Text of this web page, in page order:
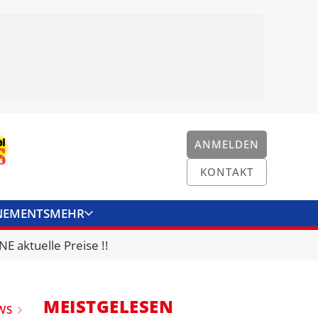
ANMELDEN
KONTAKT
MEHR
KONTAKT
aktuelle Preise !!
MEISTGELESEN